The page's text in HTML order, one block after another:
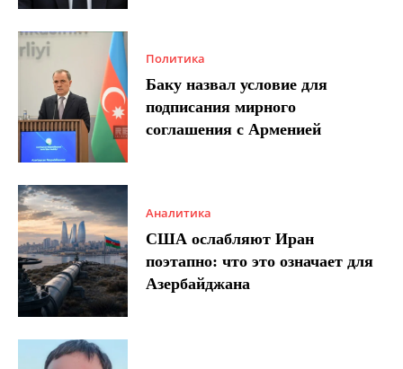
Политика
Баку назвал условие для
подписания мирного
соглашения с Арменией
Аналитика
США ослабляют Иран
поэтапно: что это означает для
Азербайджана